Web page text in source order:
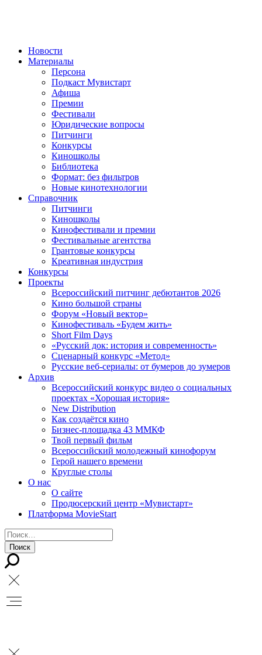
Новости
Материалы
Персона
Подкаст Мувистарт
Афиша
Премии
Фестивали
Юридические вопросы
Питчинги
Конкурсы
Киношколы
Библиотека
Формат: без фильтров
Новые кинотехнологии
Справочник
Питчинги
Киношколы
Кинофестивали и премии
Фестивальные агентства
Грантовые конкурсы
Креативная индустрия
Конкурсы
Проекты
Всероссийский питчинг дебютантов 2026
Кино большой страны
Форум «Новый вектор»
Кинофестиваль «Будем жить»
Short Film Days
«Русский док: история и современность»
Сценарный конкурс «Метод»
Русские веб-сериалы: от бумеров до зумеров
Архив
Всероссийский конкурс видео о социальных
проектах «Хорошая история»
New Distribution
Как создаётся кино
Бизнес-площадка 43 ММКФ
Твой первый фильм
Всероссийский молодежный кинофорум
Герой нашего времени
Круглые столы
О нас
О сайте
Продюсерский центр «Мувистарт»
Платформа MovieStart